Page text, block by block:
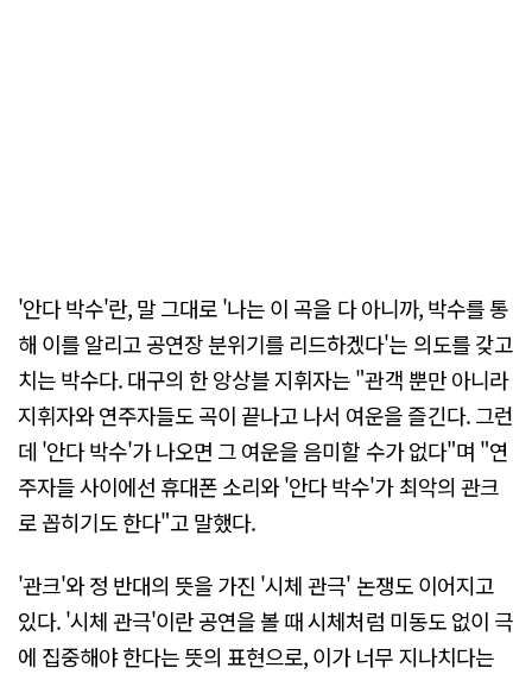
'안다 박수'란, 말 그대로 '나는 이 곡을 다 아니까, 박수를 통
해 이를 알리고 공연장 분위기를 리드하겠다'는 의도를 갖고
치는 박수다. 대구의 한 앙상블 지휘자는 "관객 뿐만 아니라
지휘자와 연주자들도 곡이 끝나고 나서 여운을 즐긴다. 그런
데 '안다 박수'가 나오면 그 여운을 음미할 수가 없다"며 "연
주자들 사이에선 휴대폰 소리와 '안다 박수'가 최악의 관크
로 꼽히기도 한다"고 말했다.
'관크'와 정 반대의 뜻을 가진 '시체 관극' 논쟁도 이어지고
있다. '시체 관극'이란 공연을 볼 때 시체처럼 미동도 없이 극
에 집중해야 한다는 뜻의 표현으로, 이가 너무 지나치다는